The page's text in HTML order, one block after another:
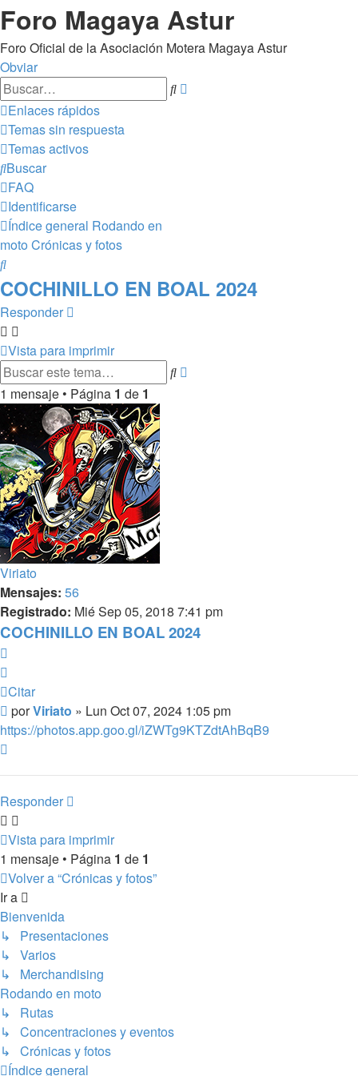
Foro Magaya Astur
Foro Oficial de la Asociación Motera Magaya Astur
Obviar
Buscar
Enlaces rápidos
Temas sin respuesta
Temas activos
Buscar
FAQ
Identificarse
Índice general Rodando en
moto Crónicas y fotos
Buscar
COCHINILLO EN BOAL 2024
Responder
Vista para imprimir
Buscar
1 mensaje • Página 1 de 1
Viriato
Mensajes: 56
Registrado: Mié Sep 05, 2018 7:41 pm
COCHINILLO EN BOAL 2024
Citar
Mensaje
porViriato » Lun Oct 07, 2024 1:05 pm
https://photos.app.goo.gl/iZWTg9KTZdtAhBqB9
Responder
Vista para imprimir
1 mensaje • Página 1 de 1
Volver a “Crónicas y fotos”
Ir a
Bienvenida
↳ Presentaciones
↳ Varios
↳ Merchandising
Rodando en moto
↳ Rutas
↳ Concentraciones y eventos
↳ Crónicas y fotos
Índice general